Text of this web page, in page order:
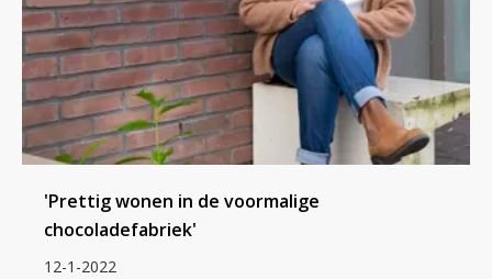
'Prettig wonen in de voormalige
chocoladefabriek'
12-1-2022